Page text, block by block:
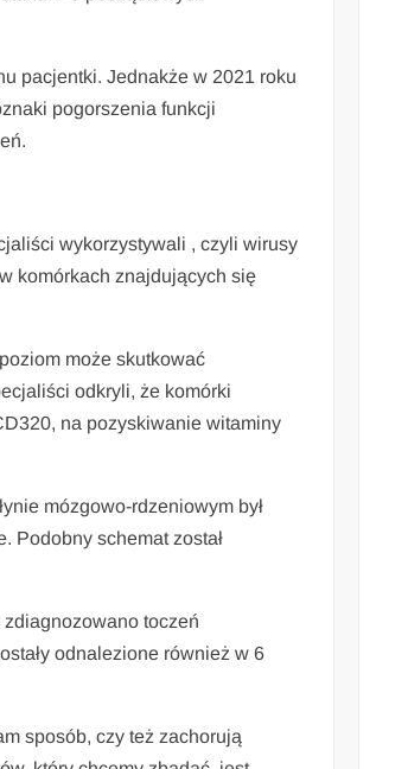
pacjentki. Jednakże w 2021 roku
pogorszenia funkcji
wykorzystywali , czyli wirusy
komórkach znajdujących się
może skutkować
odkryli, że komórki
na pozyskiwanie witaminy
mózgowo-rdzeniowym był
Podobny schemat został
toczeń
odnalezione również w 6
sposób, czy też zachorują